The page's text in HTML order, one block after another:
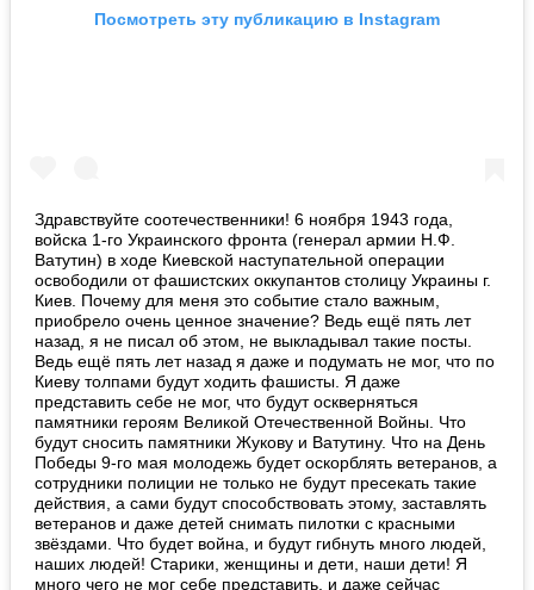
Посмотреть эту публикацию в Instagram
Здравствуйте соотечественники! 6 ноября 1943 года,
войска 1-го Украинского фронта (генерал армии Н.Ф.
Ватутин) в ходе Киевской наступательной операции
освободили от фашистских оккупантов столицу Украины г.
Киев. Почему для меня это событие стало важным,
приобрело очень ценное значение? Ведь ещё пять лет
назад, я не писал об этом, не выкладывал такие посты.
Ведь ещё пять лет назад я даже и подумать не мог, что по
Киеву толпами будут ходить фашисты. Я даже
представить себе не мог, что будут оскверняться
памятники героям Великой Отечественной Войны. Что
будут сносить памятники Жукову и Ватутину. Что на День
Победы 9-го мая молодежь будет оскорблять ветеранов, а
сотрудники полиции не только не будут пресекать такие
действия, а сами будут способствовать этому, заставлять
ветеранов и даже детей снимать пилотки с красными
звёздами. Что будет война, и будут гибнуть много людей,
наших людей! Старики, женщины и дети, наши дети! Я
много чего не мог себе представить, и даже сейчас